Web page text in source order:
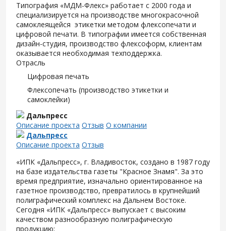
Типография «МДМ-Флекс» работает с 2000 года и
специализируется на производстве многокрасочной
самоклеящейся этикетки методом флексопечати и
цифровой печати. В типографии имеется собственная
дизайн-студия, производство флексоформ, клиентам
оказывается необходимая техподдержка.
Отрасль
Цифровая печать
Флексопечать (производство этикетки и
самоклейки)
Дальпресс
Описание проекта Отзыв О компании
Дальпресс
Описание проекта Отзыв
«ИПК «Дальпресс», г. Владивосток, создано в 1987 году
на базе издательства газеты "Красное Знамя". За это
время предприятие, изначально ориентированное на
газетное производство, превратилось в крупнейший
полиграфический комплекс на Дальнем Востоке.
Сегодня «ИПК «Дальпресс» выпускает с высоким
качеством разнообразную полиграфическую
продукцию: